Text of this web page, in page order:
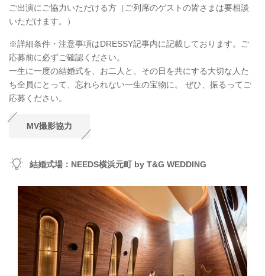
ご出演にご協力いただける方（ご列席のゲストの皆さまは要相談
いただけます。）
※詳細条件・注意事項はDRESSY記事内に記載しております。ご
応募前に必ずご確認ください。
一生に一度の結婚式を、お二人と、その日を共にする大切な人た
ち全員にとって、忘れられない一生の宝物に。 ぜひ、振るってご
応募ください。
MV撮影協力
結婚式場：NEEDS横浜元町 by T&G WEDDING